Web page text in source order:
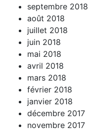
septembre 2018
août 2018
juillet 2018
juin 2018
mai 2018
avril 2018
mars 2018
février 2018
janvier 2018
décembre 2017
novembre 2017